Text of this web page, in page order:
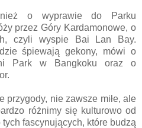
o wyprawie do Parku
przez Góry Kardamonowe, o
czyli wyspie Bai Lan Bay.
śpiewają gekony, mówi o
Park w Bangkoku oraz o
przygody, nie zawsze miłe, ale
różnimy się kulturowo od
fascynujących, które budzą